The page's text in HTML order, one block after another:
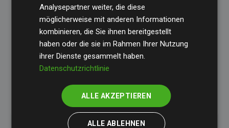
Informationen zu den einzelnen Projekten finden
Sie hier.
Initiative Websites, die Klimaprojekte unterstützen
Analysepartner weiter, die diese
möglicherweise mit anderen Informationen
kombinieren, die Sie ihnen bereitgestellt
haben oder die sie im Rahmen Ihrer Nutzung
ihrer Dienste gesammelt haben.
Datenschutzrichtlinie
ALLE AKZEPTIEREN
ALLE ABLEHNEN